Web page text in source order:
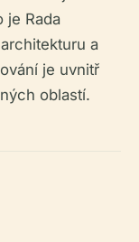
je Rada
a
je uvnitř
oblastí.